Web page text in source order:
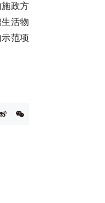
政方
活物
范项